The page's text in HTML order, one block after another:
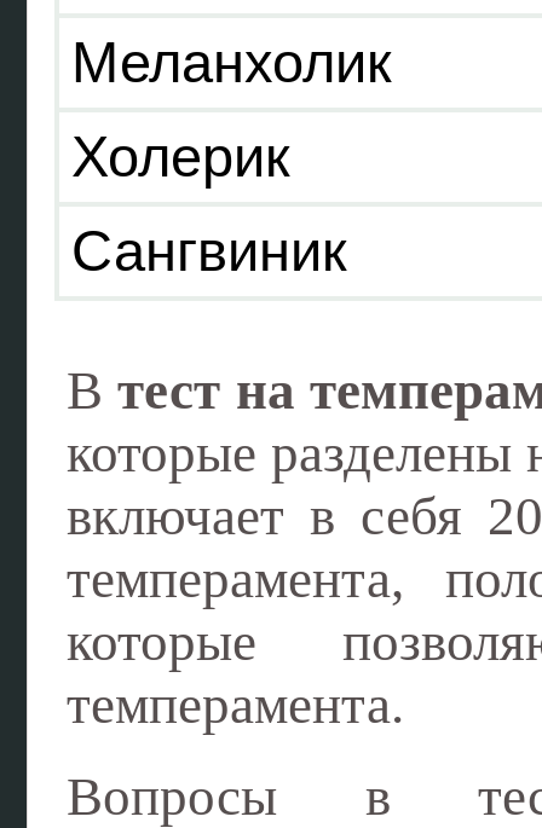
Меланхолик
Холерик
Сангвиник
Втест на
которые
включает в себя
темперамента,
которые
темперамента.
Вопросы в